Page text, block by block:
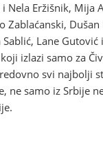
i Nela Eržišnik, Mija
Zablaćanski, Dušan
Sablić, Lane
izlazi samo za
svi najbolji
ne samo iz Srbije